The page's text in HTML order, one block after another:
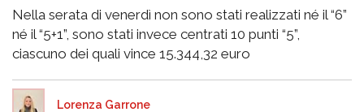
Nella serata di venerdì non sono stati realizzati né il “6”
né il “5+1”, sono stati invece centrati 10 punti “5”,
ciascuno dei quali vince 15.344,32 euro
Lorenza Garrone